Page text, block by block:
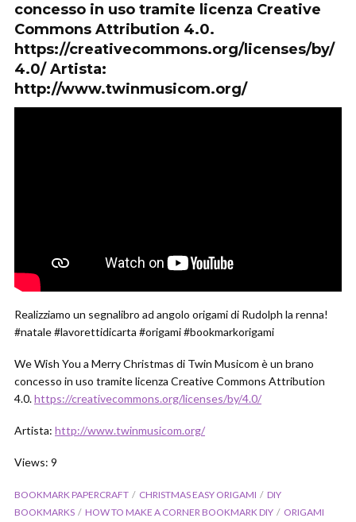
concesso in uso tramite licenza Creative
Commons Attribution 4.0.
https://creativecommons.org/licenses/by/
4.0/ Artista:
http://www.twinmusicom.org/
Realizziamo un segnalibro ad angolo origami di Rudolph la renna!
#natale #lavorettidicarta #origami #bookmarkorigami
We Wish You a Merry Christmas di Twin Musicom è un brano
concesso in uso tramite licenza Creative Commons Attribution
4.0.https://creativecommons.org/licenses/by/4.0/
Artista: http://www.twinmusicom.org/
Views: 9
BOOKMARK PAPERCRAFT CHRISTMAS EASY ORIGAMI
DIY
BOOKMARKS
HOW TO MAKE A CORNER BOOKMARK DIY
ORIGAMI